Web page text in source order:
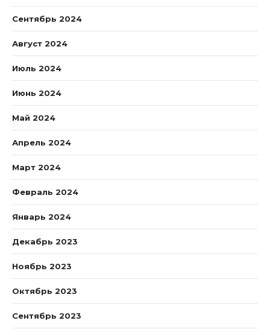
Сентябрь 2024
Август 2024
Июль 2024
Июнь 2024
Май 2024
Апрель 2024
Март 2024
Февраль 2024
Январь 2024
Декабрь 2023
Ноябрь 2023
Октябрь 2023
Сентябрь 2023